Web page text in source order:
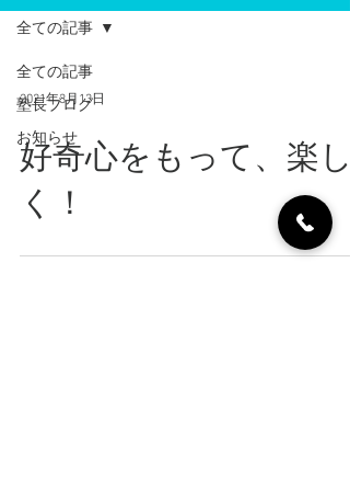
全ての記事
塾長ブログ
お知らせ
全ての記事
2021年3月13日
好奇心をもって、楽し
く！